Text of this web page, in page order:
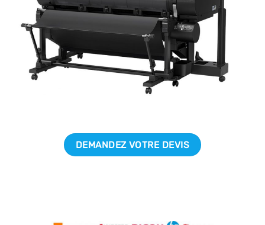
DEMANDEZ VOTRE DEVIS